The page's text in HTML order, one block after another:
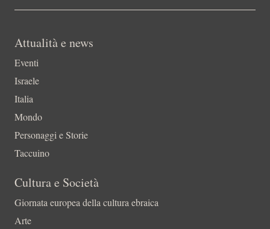
Attualità e news
Eventi
Israele
Italia
Mondo
Personaggi e Storie
Taccuino
Cultura e Società
Giornata europea della cultura ebraica
Arte